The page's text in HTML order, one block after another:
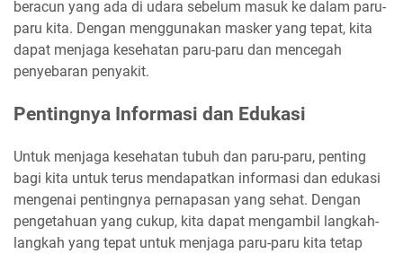
beracun yang ada di udara sebelum masuk ke dalam paru-
paru kita. Dengan menggunakan masker yang tepat, kita
dapat menjaga kesehatan paru-paru dan mencegah
penyebaran penyakit.
Pentingnya Informasi dan Edukasi
Untuk menjaga kesehatan tubuh dan paru-paru, penting
bagi kita untuk terus mendapatkan informasi dan edukasi
mengenai pentingnya pernapasan yang sehat. Dengan
pengetahuan yang cukup, kita dapat mengambil langkah-
langkah yang tepat untuk menjaga paru-paru kita tetap